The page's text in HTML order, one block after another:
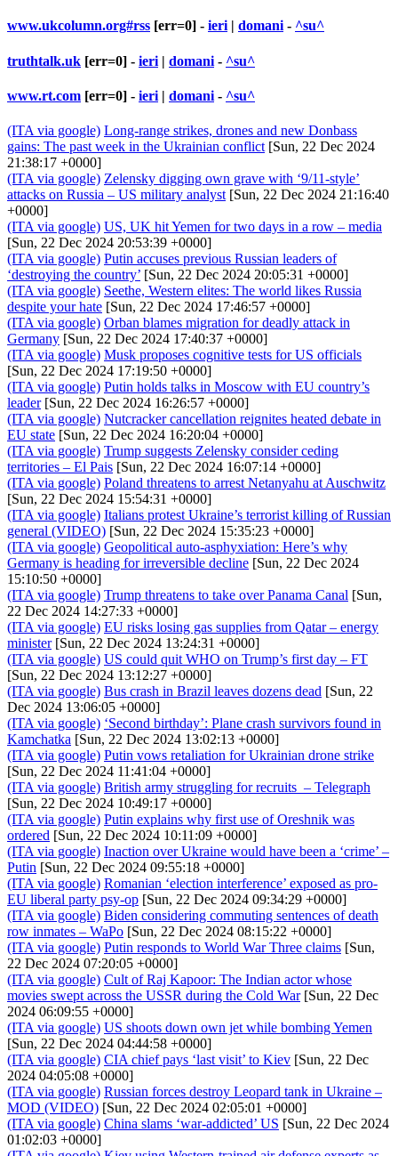
www.ukcolumn.org#rss [err=0] - ieri | domani - ^su^
truthtalk.uk [err=0] - ieri | domani - ^su^
www.rt.com [err=0] - ieri | domani - ^su^
(ITA via google) Long-range strikes, drones and new Donbass
gains: The past week in the Ukrainian conflict [Sun, 22 Dec 2024
21:38:17 +0000]
(ITA via google) Zelensky digging own grave with ‘9/11-style’
attacks on Russia – US military analyst [Sun, 22 Dec 2024 21:16:40
+0000]
(ITA via google) US, UK hit Yemen for two days in a row – media
[Sun, 22 Dec 2024 20:53:39 +0000]
(ITA via google) Putin accuses previous Russian leaders of
‘destroying the country’ [Sun, 22 Dec 2024 20:05:31 +0000]
(ITA via google) Seethe, Western elites: The world likes Russia
despite your hate [Sun, 22 Dec 2024 17:46:57 +0000]
(ITA via google) Orban blames migration for deadly attack in
Germany [Sun, 22 Dec 2024 17:40:37 +0000]
(ITA via google) Musk proposes cognitive tests for US officials
[Sun, 22 Dec 2024 17:19:50 +0000]
(ITA via google) Putin holds talks in Moscow with EU country’s
leader[Sun, 22 Dec 2024 16:26:57 +0000]
(ITA via google) Nutcracker cancellation reignites heated debate in
EU state [Sun, 22 Dec 2024 16:20:04 +0000]
(ITA via google) Trump suggests Zelensky consider ceding
territories – El Pais [Sun, 22 Dec 2024 16:07:14 +0000]
(ITA via google) Poland threatens to arrest Netanyahu at Auschwitz
[Sun, 22 Dec 2024 15:54:31 +0000]
(ITA via google) Italians protest Ukraine’s terrorist killing of Russian
general (VIDEO) [Sun, 22 Dec 2024 15:35:23 +0000]
(ITA via google) Geopolitical auto-asphyxiation: Here’s why
Germany is heading for irreversible decline [Sun, 22 Dec 2024
15:10:50 +0000]
(ITA via google) Trump threatens to take over Panama Canal [Sun,
22 Dec 2024 14:27:33 +0000]
(ITA via google) EU risks losing gas supplies from Qatar – energy
minister[Sun, 22 Dec 2024 13:24:31 +0000]
(ITA via google) US could quit WHO on Trump’s first day – FT
[Sun, 22 Dec 2024 13:12:27 +0000]
(ITA via google) Bus crash in Brazil leaves dozens dead [Sun, 22
Dec 2024 13:06:05 +0000]
(ITA via google) ‘Second birthday’: Plane crash survivors found in
Kamchatka [Sun, 22 Dec 2024 13:02:13 +0000]
(ITA via google) Putin vows retaliation for Ukrainian drone strike
[Sun, 22 Dec 2024 11:41:04 +0000]
(ITA via google) British army struggling for recruits – Telegraph
[Sun, 22 Dec 2024 10:49:17 +0000]
(ITA via google) Putin explains why first use of Oreshnik was
ordered [Sun, 22 Dec 2024 10:11:09 +0000]
(ITA via google) Inaction over Ukraine would have been a ‘crime’ –
Putin [Sun, 22 Dec 2024 09:55:18 +0000]
(ITA via google) Romanian ‘election interference’ exposed as pro-
EU liberal party psy-op [Sun, 22 Dec 2024 09:34:29 +0000]
(ITA via google) Biden considering commuting sentences of death
row inmates – WaPo [Sun, 22 Dec 2024 08:15:22 +0000]
(ITA via google) Putin responds to World War Three claims [Sun,
22 Dec 2024 07:20:05 +0000]
(ITA via google) Cult of Raj Kapoor: The Indian actor whose
movies swept across the USSR during the Cold War[Sun, 22 Dec
2024 06:09:55 +0000]
(ITA via google) US shoots down own jet while bombing Yemen
[Sun, 22 Dec 2024 04:44:58 +0000]
(ITA via google) CIA chief pays ‘last visit’ to Kiev [Sun, 22 Dec
2024 04:05:08 +0000]
(ITA via google) Russian forces destroy Leopard tank in Ukraine –
MOD (VIDEO) [Sun, 22 Dec 2024 02:05:01 +0000]
(ITA via google) China slams ‘war-addicted’ US [Sun, 22 Dec 2024
01:02:03 +0000]